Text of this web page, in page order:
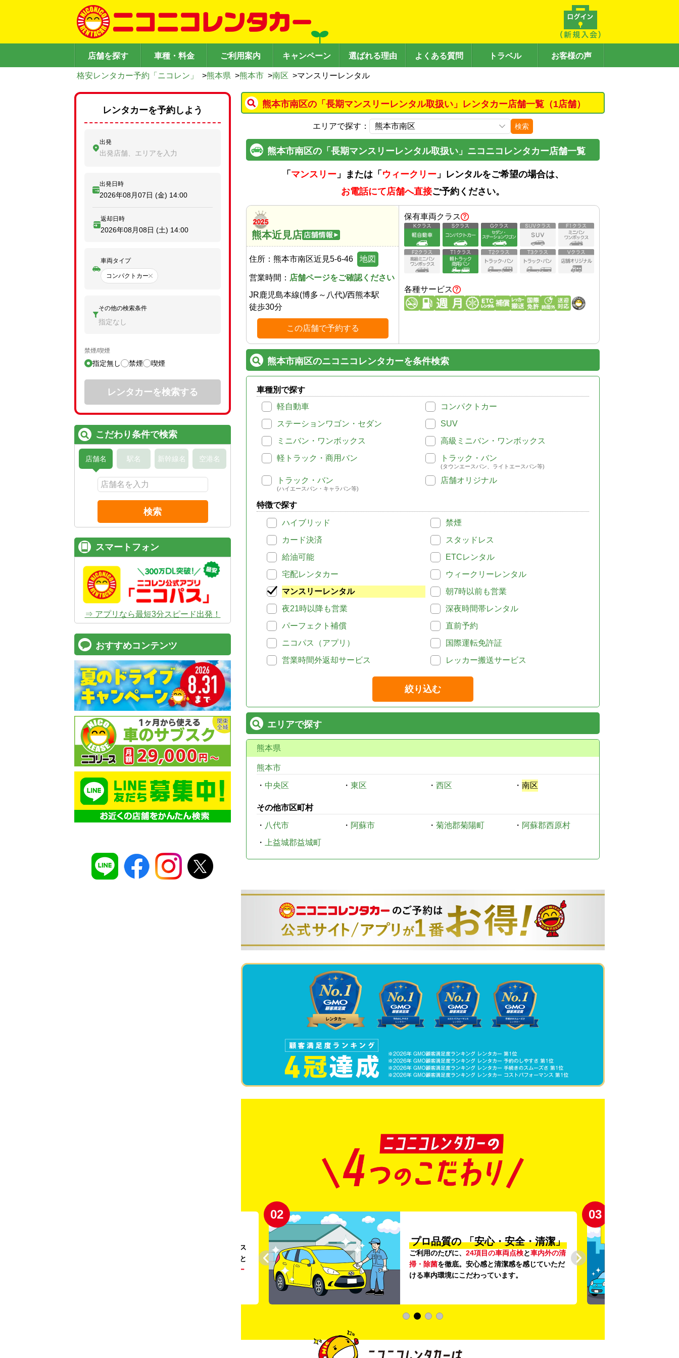
店舗を探す 車種・料金 ご利用案内 キャンペーン 選ばれる理由 よくある質問 トラベル お客様の声
格安レンタカー予約「ニコレン」 >熊本県 >熊本市 >南区 >マンスリーレンタル
熊本市南区の「長期マンスリーレンタル取扱い」レンタカー店舗一覧（1店舗）
エリアで探す： 検索
熊本市南区の「長期マンスリーレンタル取扱い」ニコニコレンタカー店舗一覧
「 マンスリー 」または「 ウィークリー 」レンタルをご希望の場合は、
お電話にて店舗へ直接ご予約ください。
熊本近見店
住所： 熊本市南区近見5-6-46 地図
営業時間： 店舗ページをご確認ください
JR鹿児島本線(博多～八代)/西熊本駅
徒歩30分
この店舗で予約する
保有車両クラス
各種サービス
熊本市南区のニコニコレンタカーを条件検索
車種別で探す
軽自動車
コンパクトカー
ステーションワゴン・セダン
SUV
ミニバン・ワンボックス
高級ミニバン・ワンボックス
軽トラック・商用バン
トラック・バン
(タウンエースバン、ライトエースバン等)
トラック・バン
(ハイエースバン・キャラバン等)
店舗オリジナル
特徴で探す
ハイブリッド
禁煙
カード決済
スタッドレス
給油可能
ETCレンタル
宅配レンタカー
ウィークリーレンタル
マンスリーレンタル
朝7時以前も営業
夜21時以降も営業
深夜時間帯レンタル
パーフェクト補償
直前予約
ニコパス（アプリ）
国際運転免許証
営業時間外返却サービス
レッカー搬送サービス
絞り込む
エリアで探す
熊本県
熊本市
・ 中央区 ・ 東区 ・ 西区 ・ 南区
その他市区町村
・ 八代市 ・ 阿蘇市 ・ 菊池郡菊陽町 ・ 阿蘇郡西原村
・
上益城郡益城町
。ガソリンス
タンドや整備工場の既存インフラを活用すること
リー
02
プロ品質の 「安心・安全・清潔」
ご利用のたびに、 24項目の車両点検と車内外の清
掃・除菌を徹底。安心感と清潔感を感じていただ
ける車内環境にこだわっています。
03
レンタカーを予約しよう
出発
出発店舗、エリアを入力
出発日時
2026年08月07日 (金) 14:00
返却日時
2026年08月08日 (土) 14:00
車両タイプ
コンパクトカー
その他の検索条件
指定なし
禁煙/喫煙
指定無し 禁煙 喫煙
レンタカーを検索する
こだわり条件で検索
店舗名 駅名 新幹線名 空港名
検索
スマートフォン
⇒ アプリなら最短3分スピード出発！
おすすめコンテンツ